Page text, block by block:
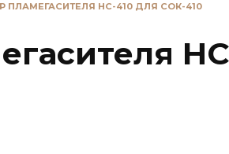
ПЛАМЕГАСИТЕЛЯ НС-410 ДЛЯ СОК-410